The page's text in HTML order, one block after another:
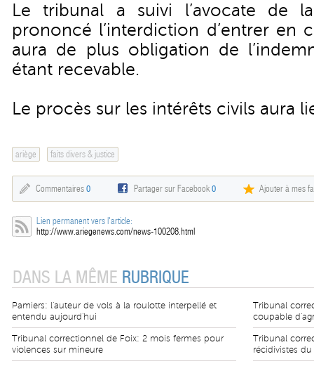
Le tribunal a suivi l’avocate de
prononcé l’interdiction d’entrer en
aura de plus obligation de
étant recevable.
Le procès sur les intérêts civils aura
ariège faits divers & justice
Commentaires 0 Partager sur Facebook0 Ajouter à mes
Lien permanent vers l'article:
http://www.ariegenews.com/news-100208.html
DANS LA MÊME RUBRIQUE
Pamiers: l'auteur de vols à la roulotte interpellé et
entendu aujourd'hui
Tribunal correctionnel de Foix: 2 mois fermes pour
violences sur mineure
Tribunal
coupable
Tribunal
récidivistes